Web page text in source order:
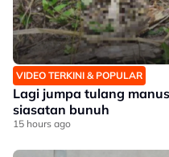
VIDEO TERKINI & POPULAR
Lagi jumpa tulang
siasatan bunuh
15 hours ago